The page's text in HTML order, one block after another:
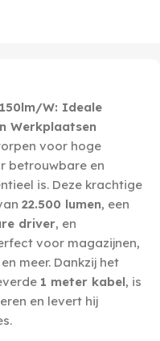
W: Ideale
Werkplaatsen
voor hoge
betrouwbare en
is. Deze krachtige
22.500 lumen, een
driver, en
voor magazijnen,
meer. Dankzij het
1 meter kabel, is
en levert hij